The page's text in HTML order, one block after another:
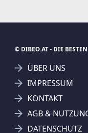
Jetzt
zu.
© DIBEO.AT - DIE
ÜBER UNS
IMPRESSUM
KONTAKT
AGB &
DATENSCHUTZ